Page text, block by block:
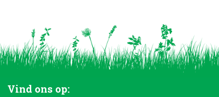
Vind ons op: